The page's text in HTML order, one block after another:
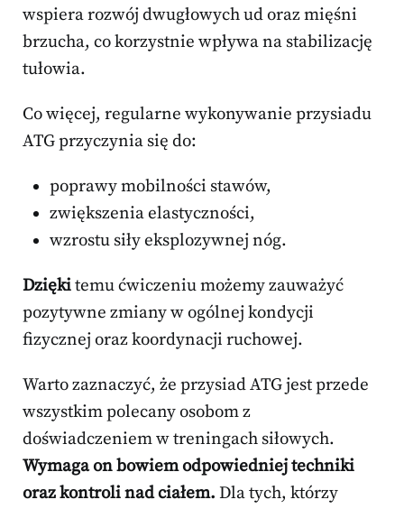
wspiera rozwój dwugłowych ud oraz mięśni
brzucha, co korzystnie wpływa na stabilizację
tułowia.
Co więcej, regularne wykonywanie przysiadu
ATG przyczynia się do:
poprawy mobilności stawów,
zwiększenia elastyczności,
wzrostu siły eksplozywnej nóg.
Dziękitemu ćwiczeniu możemy zauważyć
pozytywne zmiany w ogólnej kondycji
fizycznej oraz koordynacji ruchowej.
Warto zaznaczyć, że przysiad ATG jest przede
wszystkim polecany osobom z
doświadczeniem w treningach siłowych.
Wymaga on bowiem odpowiedniej techniki
oraz kontroli nad ciałem. Dla tych, którzy